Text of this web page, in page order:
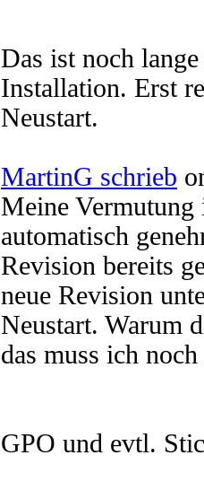
Das ist noch
Installation. Erst
Neustart.
MartinG schrieb
Meine Vermutung
automatisch
Revision bereits
neue Revision
Neustart. Warum
das muss ich
GPO und evtl.